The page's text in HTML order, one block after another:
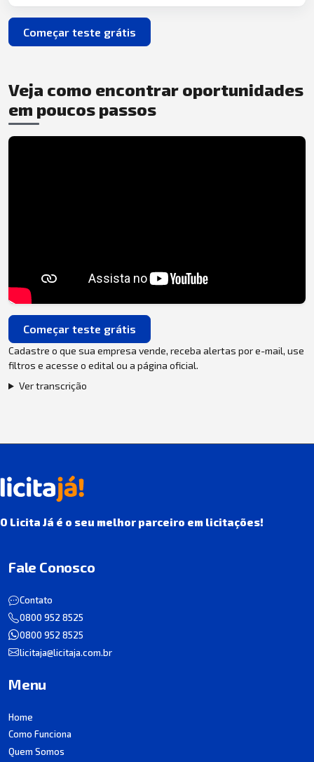
Começar teste grátis
Veja como encontrar oportunidades
em poucos passos
Começar teste grátis
Cadastre o que sua empresa vende, receba alertas por e-mail, use
filtros e acesse o edital ou a página oficial.
Ver transcrição
O Licita Já é o seu melhor parceiro em licitações!
Fale Conosco
Contato
0800 952 8525
0800 952 8525
licitaja@licitaja.com.br
Menu
Home
Como Funciona
Quem Somos